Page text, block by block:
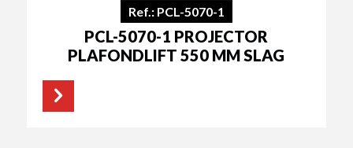
Ref.: PCL-5070-1
PCL-5070-1 PROJECTOR
PLAFONDLIFT 550 MM SLAG